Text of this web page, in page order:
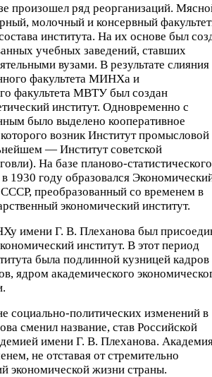
произошел ряд реорганизаций.
молочный и консервный
института. На их основе был
учебных заведений, ставших
вузами. В результате слияния
факультета МИНХа и
факультета МВТУ был создан
институт. Одновременно с
было выделено кооперативное
возник Институт промысловой
— Институт советской
На базе планово-статистического
1930 году образовался
СССР, преобразованный со временем в
экономический институт.
имени Г. В. Плеханова был
институт. В этот период
была подлинной кузницей кадров
ядром академического
социально‑политических изменений в
сменил название, став Российской
имени Г. В. Плеханова.
не отставая от стремительно
экономической жизни страны.